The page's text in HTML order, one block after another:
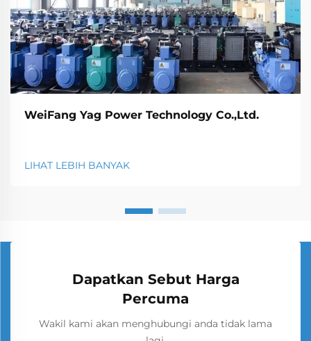
WeiFang Yag Power Technology Co.,Ltd.
LIHAT LEBIH BANYAK
Dapatkan Sebut Harga
Percuma
Wakil kami akan menghubungi anda tidak lama